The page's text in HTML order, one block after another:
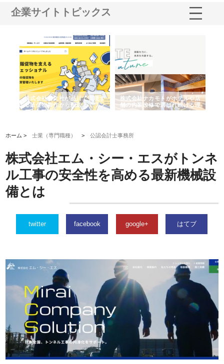
企業サイトトピックス
株式会社耕文社が品川で実現す
る販促物製作から配送までワン
ストップ対応
株式会社ナカモトがホテルや店
舗の内装改修で選ばれ続ける理
由
ホーム >士業（専門職種） >公認会計士事務所
株式会社エム・シー・エスがトンネ
ル工事の安全性を高める最新機械設
備とは
twitter facebook google+ はてブ